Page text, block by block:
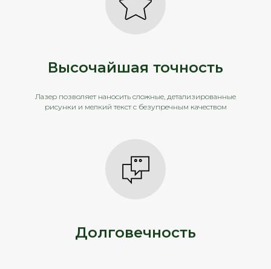
Высочайшая точность
Лазер позволяет наносить сложные, детализированные
рисунки и мелкий текст с безупречным качеством
Долговечность